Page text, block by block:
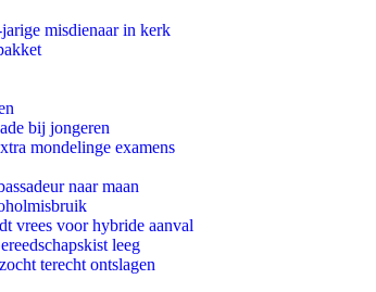
misdienaar in kerk
bij jongeren
mondelinge examens
naar maan
vrees voor hybride aanval
leeg
terecht ontslagen